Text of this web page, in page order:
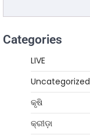
Categories
LIVE
Uncategorized
କୃଷି
କ୍ରୀଡ଼ା